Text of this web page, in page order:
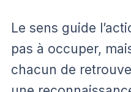
Le sens guide
pas à occuper,
chacun de